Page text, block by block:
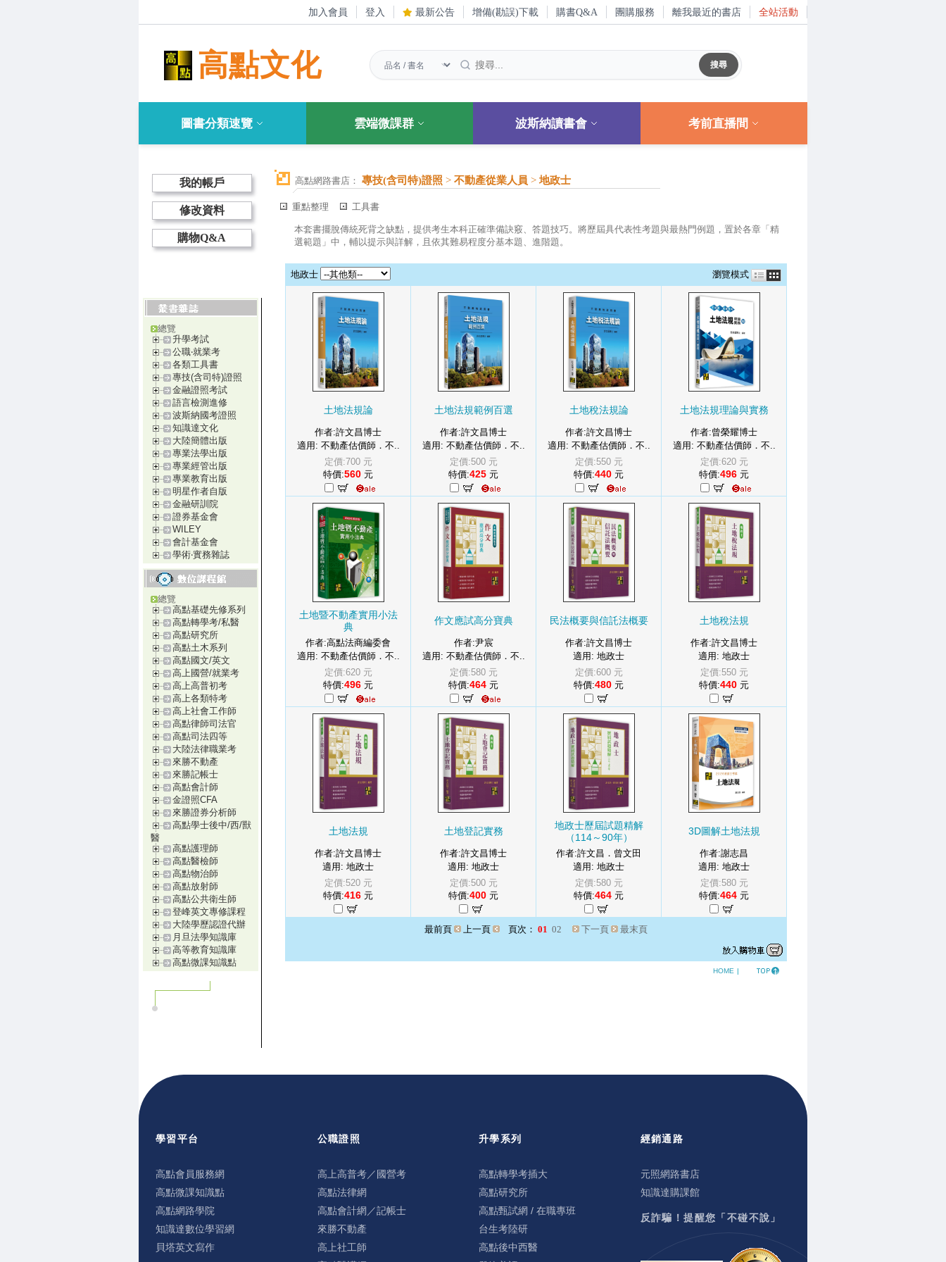
加入會員 登入 最新公告 增備(勘誤)下載 購書Q&A 團購服務 離我最近的書店 全站活動
高點文化
圖書分類速覽 雲端微課群 波斯納讀書會 考前直播間
我的帳戶
修改資料
購物Q&A
總覽
升學考試
公職‧就業考
各類工具書
專技(含司特)證照
金融證照考試
語言檢測進修
波斯納國考證照
知識達文化
大陸簡體出版
專業法學出版
專業經管出版
專業教育出版
明星作者自版
金融研訓院
證券基金會
WILEY
會計基金會
學術‧實務雜誌
總覽
高點基礎先修系列
高點轉學考/私醫
高點研究所
高點土木系列
高點國文/英文
高上國營/就業考
高上高普初考
高上各類特考
高上社會工作師
高點律師司法官
高點司法四等
大陸法律職業考
來勝不動產
來勝記帳士
高點會計師
金證照CFA
來勝證券分析師
高點學士後中/西/獸
醫
高點護理師
高點醫檢師
高點物治師
高點放射師
高點公共衛生師
登峰英文專修課程
大陸學歷認證代辦
月旦法學知識庫
高等教育知識庫
高點微課知識點
高點網路書店： 專技(含司特)證照 > 不動產從業人員 >地政士
重點整理 工具書
本套書擺脫傳統死背之缺點，提供考生本科正確準備訣竅、答題技巧。將歷屆具代表性考題與最熱門例題，置於各章「精
選範題」中，輔以提示與詳解，且依其難易程度分基本題、進階題。
地政士 瀏覽模式
土地法規論
作者:許文昌博士
適用: 不動產估價師．不..
定價:700 元
特價:560 元
土地法規範例百選
作者:許文昌博士
適用: 不動產估價師．不..
定價:500 元
特價:425 元
土地稅法規論
作者:許文昌博士
適用: 不動產估價師．不..
定價:550 元
特價:440 元
土地法規理論與實務
作者:曾榮耀博士
適用: 不動產估價師．不..
定價:620 元
特價:496 元
土地暨不動產實用小法
典
作者:高點法商編委會
適用: 不動產估價師．不..
定價:620 元
特價:496 元
作文應試高分寶典
作者:尹宸
適用: 不動產估價師．不..
定價:580 元
特價:464 元
民法概要與信託法概要
作者:許文昌博士
適用: 地政士
定價:600 元
特價:480 元
土地稅法規
作者:許文昌博士
適用: 地政士
定價:550 元
特價:440 元
土地法規
作者:許文昌博士
適用: 地政士
定價:520 元
特價:416 元
土地登記實務
作者:許文昌博士
適用: 地政士
定價:500 元
特價:400 元
地政士歷屆試題精解
（114～90年）
作者:許文昌．曾文田
適用: 地政士
定價:580 元
特價:464 元
3D圖解土地法規
作者:謝志昌
適用: 地政士
定價:580 元
特價:464 元
最前頁 上一頁 頁次： 01 02 下一頁 最末頁
HOME |
學習平台
高點會員服務網
高點微課知識點
高點網路學院
知識達數位學習網
貝塔英文寫作
公職證照
高上高普考／國營考
高點法律網
高點會計網／記帳士
來勝不動產
高上社工師
升學系列
高點轉學考插大
高點研究所
高點甄試網 / 在職專班
台生考陸研
高點後中西醫
經銷通路
元照網路書店
知識達購課館
反詐騙！提醒您「不碰不說」